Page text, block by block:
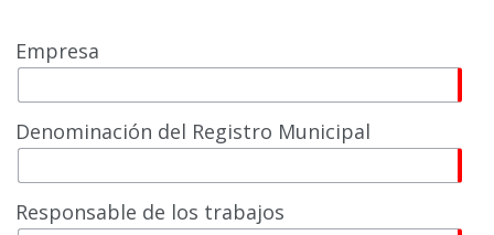
Empresa
Denominación del Registro Municipal
Responsable de los trabajos